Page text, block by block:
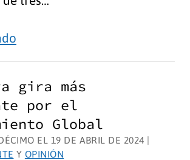
Festival
Pin
of
Science
gira más
por el
Global
EL 19 DE ABRIL DE 2024 |
Y OPINIÓN